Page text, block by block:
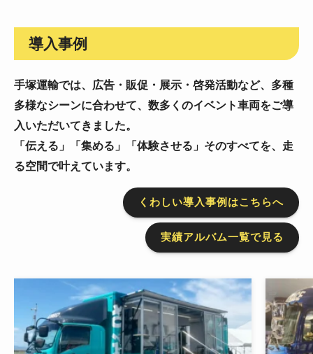
導入事例
手塚運輸では、広告・販促・展示・啓発活動など、 多種
多様なシーンに合わせて、数多くのイベント車両をご導
入いただいてきました。
「伝える」「集める」「体験させる」そのすべてを、走
る空間で叶えています。
くわしい導入事例はこちらへ
実績アルバム一覧で見る